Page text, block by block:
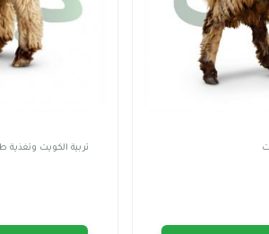
تربية الكويت وتغذية طبيعية 100% مغذى على أجود أنواع الشعير